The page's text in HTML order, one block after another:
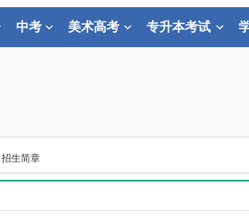
中考 美术高考 专升本考试
招生简章